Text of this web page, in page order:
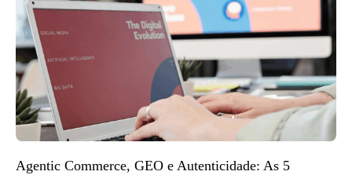
Agentic Commerce, GEO e Autenticidade: As 5